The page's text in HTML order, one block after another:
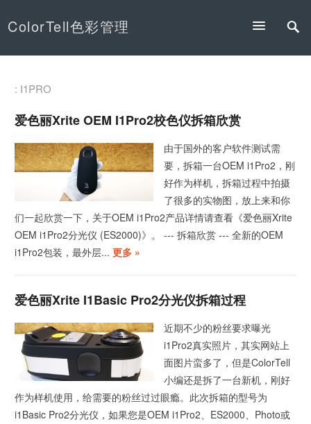
ColorTell色彩管理
: I1PRO
爱色丽Xrite OEM I1Pro2校色仪拆箱欣赏
由于国外的客户软件测试需
要，拆箱一台OEM i1Pro2，刚
好作为样机，拆箱过程中拍摄
了很多的实物图，放上来和你
们一起欣赏一下，关于OEM i1Pro2产品详情请查看《爱色丽Xrite
OEM i1Pro2分光仪 (ES2000)》。 --- 拆箱欣赏 --- 全新的OEM
i1Pro2包装，最外层...更多 »
爱色丽Xrite I1Basic Pro2分光仪拆箱过程
近期不少的粉丝要求曝光
i1Pro2真实照片，其实网站上
面图片蛮多了，但是ColorTell
小编还是拆了一台新机，刚好
作为样机使用，给需要的粉丝过过眼瘾。此次拆箱的型号为
i1Basic Pro2分光仪，如果您是OEM i1Pro2、ES2000、Photo或